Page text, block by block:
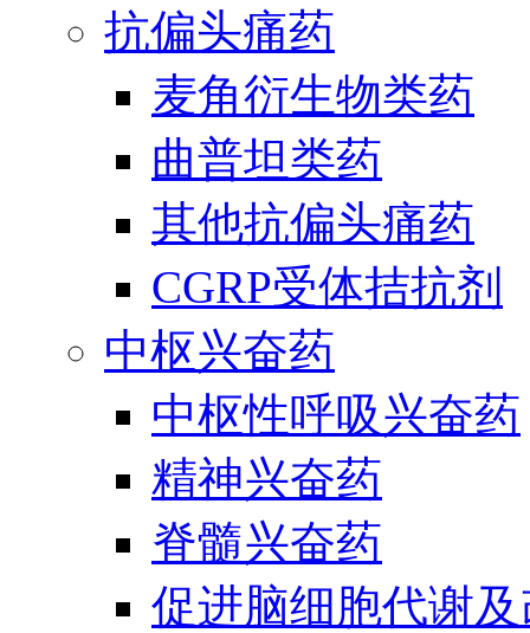
抗偏头痛药
麦角衍生物类药
曲普坦类药
其他抗偏头痛药
CGRP受体拮抗剂
中枢兴奋药
中枢性呼吸兴奋药
精神兴奋药
脊髓兴奋药
促进脑细胞代谢